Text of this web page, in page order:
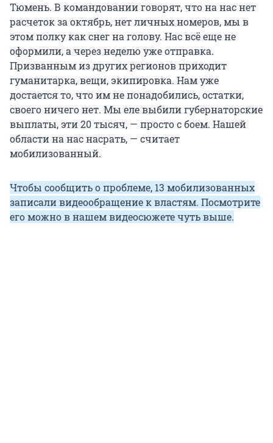
Тюмень. В командовании говорят, что на нас нет
расчеток за октябрь, нет личных номеров, мы в
этом полку как снег на голову. Нас всё еще не
оформили, а через неделю уже отправка.
Призванным из других регионов приходит
гуманитарка, вещи, экипировка. Нам уже
достается то, что им не понадобились, остатки,
своего ничего нет. Мы еле выбили губернаторские
выплаты, эти 20 тысяч, — просто с боем. Нашей
области на нас насрать, — считает
мобилизованный.
Чтобы сообщить о проблеме, 13 мобилизованных
записали видеообращение к властям. Посмотрите
его можно в нашем видеосюжете чуть выше.